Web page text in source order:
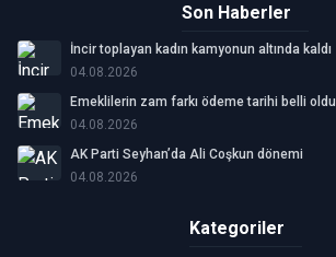
Son Haberler
İncir toplayan kadın kamyonun altında kaldı
04.08.2026
Emeklilerin zam farkı ödeme tarihi belli oldu
04.08.2026
AK Parti Seyhan’da Ali Coşkun dönemi
04.08.2026
Kategoriler